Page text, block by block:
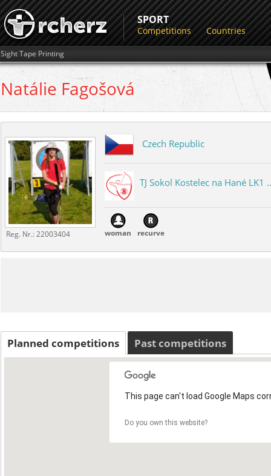
SPORT
Competitions Countries
Sight Tape Printing
Natálie Fagošová
Reg. Nr.:22003404
Czech Republic
TJ Sokol Kostelec na Hané LK1
woman recurve
Planned competitions Past competitions
This page can't load Google Maps
Do you own this website?